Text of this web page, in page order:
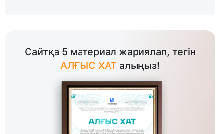
Сайтқа 5 материал жариялап, тегін
АЛҒЫС ХАТ алыңыз!